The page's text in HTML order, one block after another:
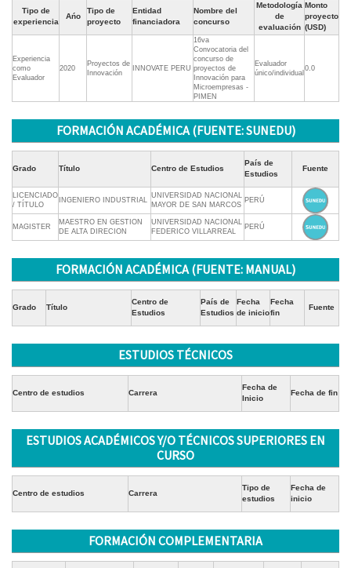
Tipo de
experiencia
Ańo
Tipo de
proyecto
Entidad
financiadora
Nombre del
concurso
Metodología
de
evaluación
Monto
proyecto
(USD)
Experiencia
como
Evaluador
2020
Proyectos de
Innovación
INNOVATE PERU
16va
Convocatoria del
concurso de
proyectos de
Innovación para
Microempresas -
PIMEN
Evaluador
único/individual
0.0
FORMACIÓN ACADÉMICA (FUENTE: SUNEDU)
Grado Título Centro de Estudios
País de
Estudios
Fuente
LICENCIADO
/ TÍTULO
INGENIERO INDUSTRIAL
UNIVERSIDAD NACIONAL
MAYOR DE SAN MARCOS
PERÚ
MAGISTER
MAESTRO EN GESTION
DE ALTA DIRECION
UNIVERSIDAD NACIONAL
FEDERICO VILLARREAL
PERÚ
FORMACIÓN ACADÉMICA (FUENTE: MANUAL)
Grado Título
Centro de
Estudios
País de
Estudios
Fecha
de inicio
Fecha
fin
Fuente
ESTUDIOS TÉCNICOS
Centro de estudios Carrera
Fecha de
Inicio
Fecha de fin
ESTUDIOS ACADÉMICOS Y/O TÉCNICOS SUPERIORES EN
CURSO
Centro de estudios Carrera
Tipo de
estudios
Fecha de
inicio
FORMACIÓN COMPLEMENTARIA